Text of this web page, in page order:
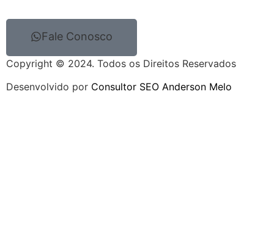
Fale Conosco
Desenvolvido por Consultor SEO Anderson Melo
Copyright © 2024. Todos os Direitos Reservados